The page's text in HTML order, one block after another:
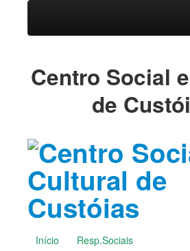
Resp.Sociais
Centro de Dia
Agenda
Historial
Publicações
Galerias Fotográficas
Centro Social
de
Início
Resp.Sociais